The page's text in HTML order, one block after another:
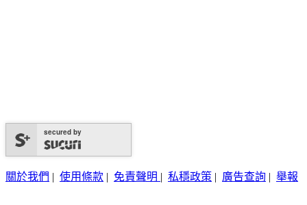
secured by
關於我們 | 使用條款 | 免責聲明 | 私穩政策 | 廣告查詢 | 舉報